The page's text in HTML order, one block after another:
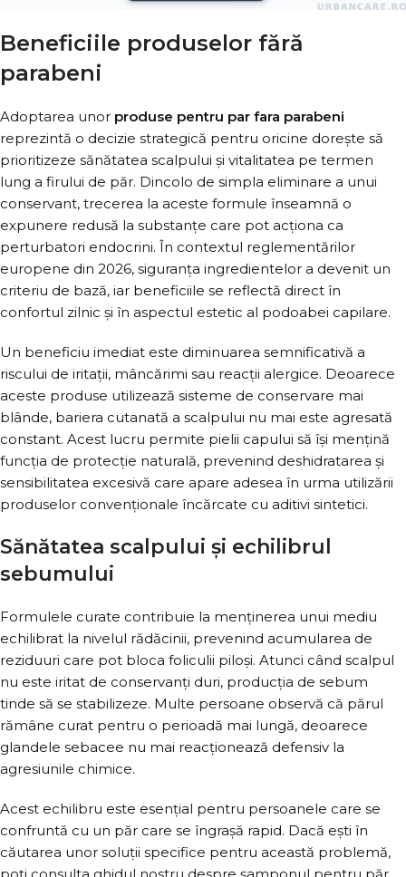
Beneficiile produselor fără
parabeni
Adoptarea unor produse pentru par fara parabeni
reprezintă o decizie strategică pentru oricine dorește să
prioritizeze sănătatea scalpului și vitalitatea pe termen
lung a firului de păr. Dincolo de simpla eliminare a unui
conservant, trecerea la aceste formule înseamnă o
expunere redusă la substanțe care pot acționa ca
perturbatori endocrini. În contextul reglementărilor
europene din 2026, siguranța ingredientelor a devenit un
criteriu de bază, iar beneficiile se reflectă direct în
confortul zilnic și în aspectul estetic al podoabei capilare.
Un beneficiu imediat este diminuarea semnificativă a
riscului de iritații, mâncărimi sau reacții alergice. Deoarece
aceste produse utilizează sisteme de conservare mai
blânde, bariera cutanată a scalpului nu mai este agresată
constant. Acest lucru permite pielii capului să își mențină
funcția de protecție naturală, prevenind deshidratarea și
sensibilitatea excesivă care apare adesea în urma utilizării
produselor convenționale încărcate cu aditivi sintetici.
Sănătatea scalpului și echilibrul
sebumului
Formulele curate contribuie la menținerea unui mediu
echilibrat la nivelul rădăcinii, prevenind acumularea de
reziduuri care pot bloca foliculii piloși. Atunci când scalpul
nu este iritat de conservanți duri, producția de sebum
tinde să se stabilizeze. Multe persoane observă că părul
rămâne curat pentru o perioadă mai lungă, deoarece
glandele sebacee nu mai reacționează defensiv la
agresiunile chimice.
Acest echilibru este esențial pentru persoanele care se
confruntă cu un păr care se îngrașă rapid. Dacă ești în
căutarea unor soluții specifice pentru această problemă,